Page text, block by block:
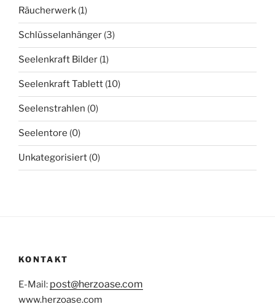
Räucherwerk (1)
Schlüsselanhänger (3)
Seelenkraft Bilder (1)
Seelenkraft Tablett (10)
Seelenstrahlen (0)
Seelentore (0)
Unkategorisiert (0)
KONTAKT
E-Mail: post@herzoase.com
www.herzoase.com